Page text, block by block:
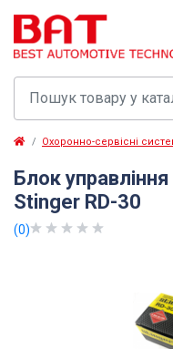
Охоронно-сервісні
Блок
Stinger RD-30
(0)